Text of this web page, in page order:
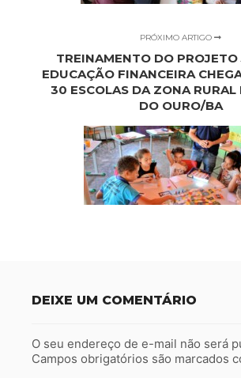
PRÓXIMO ARTIGO
TREINAMENTO DO PROJETO
EDUCAÇÃO FINANCEIRA
30 ESCOLAS DA ZONA RURAL
DO OURO/BA
DEIXE UM COMENTÁRIO
O seu endereço de e-mail não será
Campos obrigatórios são marcados